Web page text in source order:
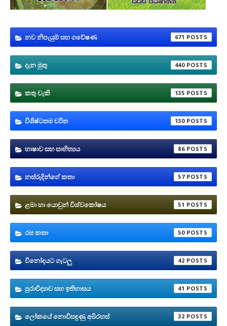
නව නිපැයුම් සහ ගවේෂණ 671
දැන මුතු 440
කතු වැකි 135
විශිෂ්ටතම චරිත 130
භාෂාව සහ සාහිත්‍යය 86
නස්රුදින්ගේ කතා 57
ළමා හා යොවුන් විශ්වකෝෂය 51
රස කතා 50
විනෝදයට ගැටලු 42
පුරාවිද්‍යාව සහ ඉතිහාසය 41
ලෝකයේ නොවිසඳුණු අබිරහස් 32